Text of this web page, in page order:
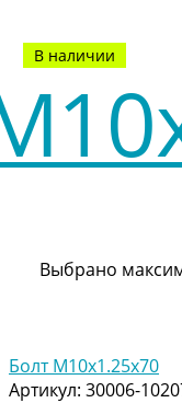
Выбрано
Болт M10x1.25x70
Артикул: 30006-
В наличии